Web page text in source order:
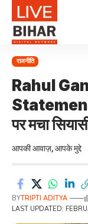
राजनीति
Rahul
पर मचा
आपकी आवाज़, आपके मुद्दे
LAST UPDATED:
BYTRIPTI ADITYA